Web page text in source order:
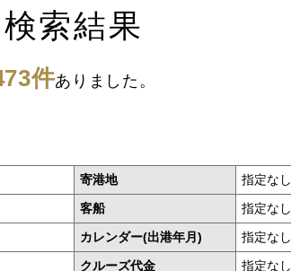
検索結果
件ありました。
寄港地
指定なし
客船
指定なし
カレンダー(出港年月)
指定なし
クルーズ代金 指定なし